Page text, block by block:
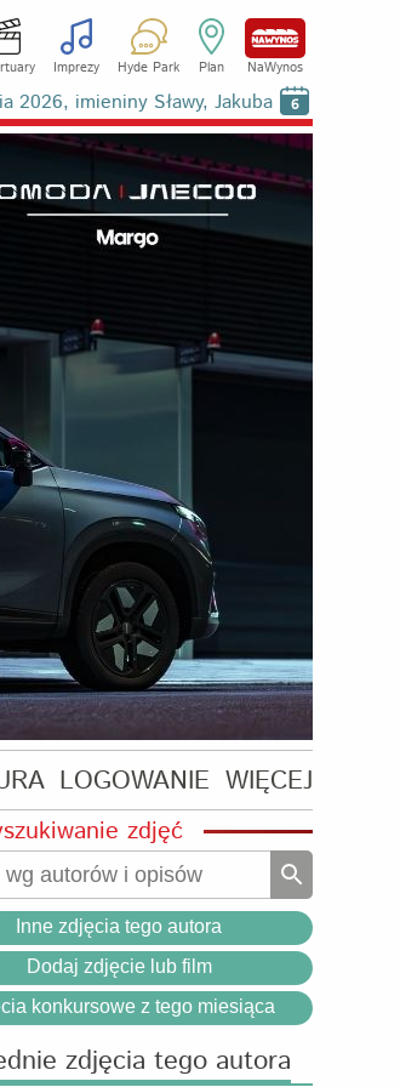
Imprezy Hyde Park Plan NaWynos
2026, imieniny Sławy, Jakuba 6
LOGOWANIE WIĘCEJ
zdjęć
Inne zdjęcia tego autora
Dodaj zdjęcie lub film
konkursowe z tego miesiąca
zdjęcia tego autora